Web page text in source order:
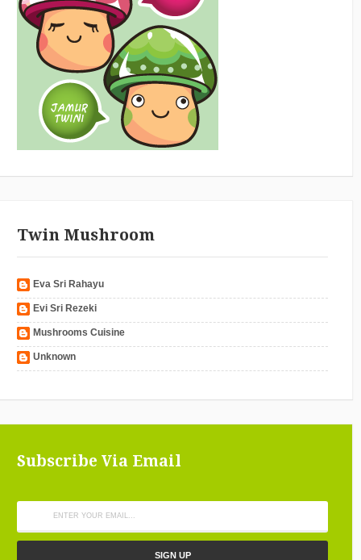
Twin Mushroom
Eva Sri Rahayu
Evi Sri Rezeki
Mushrooms Cuisine
Unknown
Subscribe Via Email